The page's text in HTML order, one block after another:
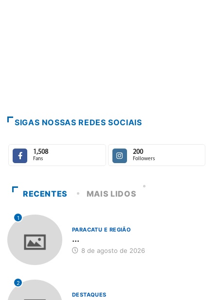
SIGAS NOSSAS REDES SOCIAIS
1,508
Fans
200
Followers
RECENTES MAIS LIDOS
1
PARACATU E REGIÃO
...
8 de agosto de 2026
2
DESTAQUES